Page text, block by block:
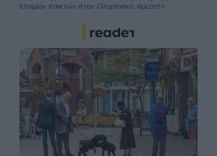
έτοιμων παικτών στον Ολυμπιακό, άμεσα!»